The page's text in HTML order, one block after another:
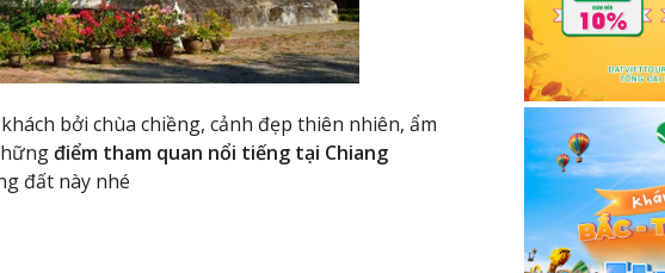
bởi chùa chiềng, cảnh đẹp thiên nhiên, ẩm
điểm tham quan nổi tiếng tại Chiang
đất này nhé